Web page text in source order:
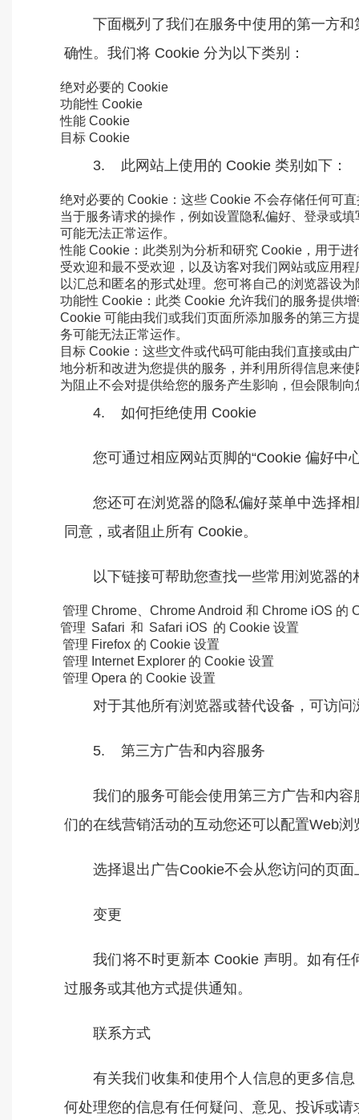
下面概列了我们在服务中使用的第一方
确性。我们将 Cookie 分为以下类别：
绝对必要的 Cookie
功能性 Cookie
性能 Cookie
目标 Cookie
3. 此网站上使用的 Cookie 类别如下：
绝对必要的 Cookie：这些 Cookie 不会存储任何可
当于服务请求的操作，例如设置隐私偏好、登录或
可能无法正常运作。
性能 Cookie：此类别为分析和研究 Cookie，用于
受欢迎和最不受欢迎，以及访客对我们网站或应用
以汇总和匿名的形式处理。您可将自己的浏览器设
功能性 Cookie：此类 Cookie 允许我们的服务提供
Cookie 可能由我们或我们页面所添加服务的第三方
务可能无法正常运作。
目标 Cookie：这些文件或代码可能由我们直接或由
地分析和改进为您提供的服务，并利用所得信息来
为阻止不会对提供给您的服务产生影响，但会限制
4. 如何拒绝使用 Cookie
您可通过相应网站页脚的“Cookie 偏好中
您还可在浏览器的隐私偏好菜单中选择
同意，或者阻止所有 Cookie。
以下链接可帮助您查找一些常用浏览器
管理 Chrome、Chrome Android 和 Chrome iOS 的
管理 Safari 和 Safari iOS 的 Cookie 设置
管理 Firefox 的 Cookie 设置
管理 Internet Explorer 的 Cookie 设置
管理 Opera 的 Cookie 设置
对于其他所有浏览器或替代设备，可访
5. 第三方广告和内容服务
我们的服务可能会使用第三方广告和内
们的在线营销活动的互动您还可以配置Web
选择退出广告Cookie不会从您访问的页
变更
我们将不时更新本 Cookie 声明。如有
过服务或其他方式提供通知。
联系方式
有关我们收集和使用个人信息的更多信
何处理您的信息有任何疑问、意见、投诉或